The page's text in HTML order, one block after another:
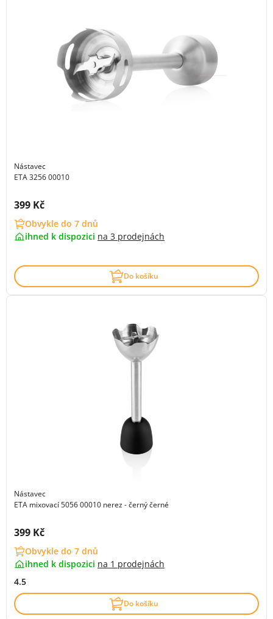
Nástavec
ETA 3256 00010
Cena s DPH:
399 Kč
Obvykle do 7 dnů
ihned k dispozici na 3 prodejnách
Do košíku
Nástavec
ETA mixovací 5056 00010 nerez - černý černé
Cena s DPH:
399 Kč
Obvykle do 7 dnů
ihned k dispozici na 1 prodejnách
4.5
Do košíku